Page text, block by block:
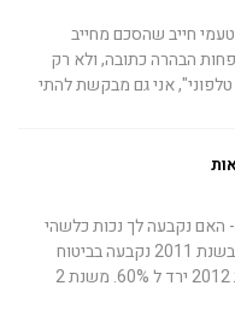
חייב שהסכם מחייב
הבהרה כתובה, ולא רק
אני גם מבקשת להתי
האם נקבעה לך נכות כלשהי
בשיעור של 35% או יותר? אם בשנת 2011 נקבעה בביטוח